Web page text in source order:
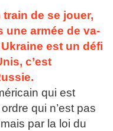
train de se jouer,
une armée de va-
est un défi
c’est
qui est
qui n’est pas
par la loi du